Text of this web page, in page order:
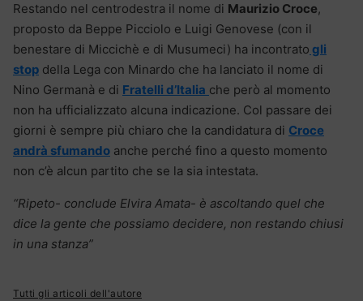
Restando nel centrodestra il nome di Maurizio Croce,
proposto da Beppe Picciolo e Luigi Genovese (con il
benestare di Miccichè e di Musumeci) ha incontrato gli
stop della Lega con Minardo che ha lanciato il nome di
Nino Germanà e di Fratelli d’Italia che però al momento
non ha ufficializzato alcuna indicazione. Col passare dei
giorni è sempre più chiaro che la candidatura di Croce
andrà sfumando anche perché fino a questo momento
non c’è alcun partito che se la sia intestata.
“Ripeto- conclude Elvira Amata- è ascoltando quel che
dice la gente che possiamo decidere, non restando chiusi
in una stanza”
Tutti gli articoli dell'autore